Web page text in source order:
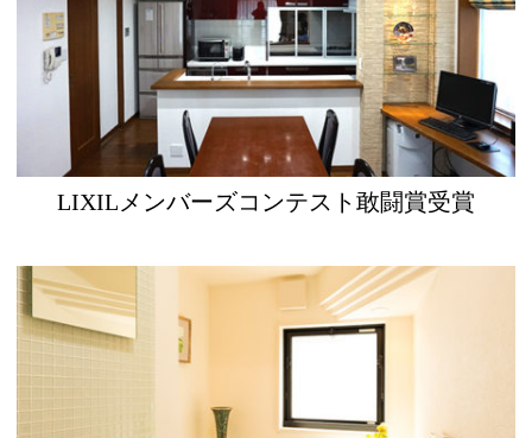
LIXILメンバーズコンテスト敢闘賞受賞